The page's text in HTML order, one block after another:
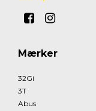
Mærker
32Gi
3T
Abus